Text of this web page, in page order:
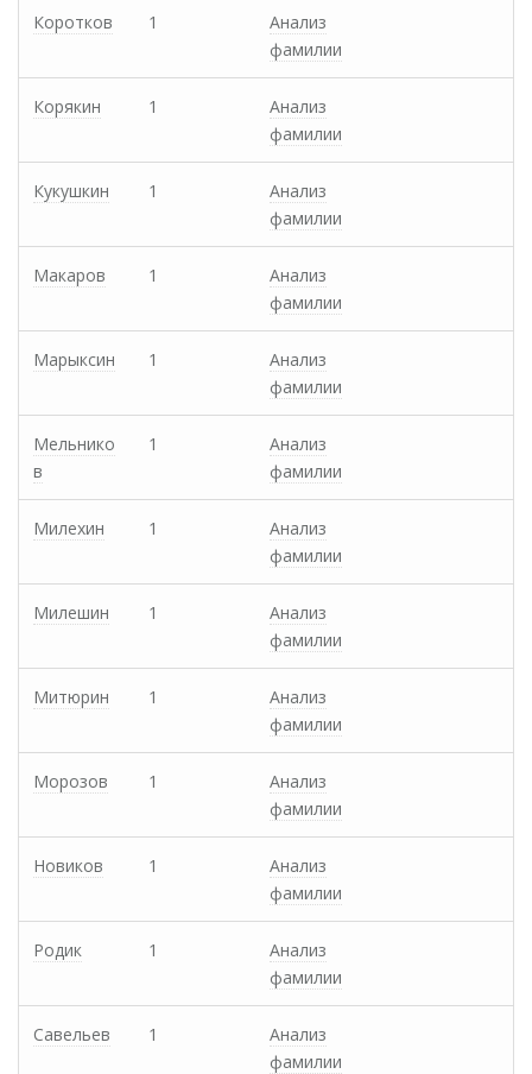
Коротков 1
Анализ
фамилии
Корякин 1
Анализ
фамилии
Кукушкин 1
Анализ
фамилии
Макаров 1
Анализ
фамилии
Марыксин 1
Анализ
фамилии
Мельнико
в
1
Анализ
фамилии
Милехин 1
Анализ
фамилии
Милешин 1
Анализ
фамилии
Митюрин 1
Анализ
фамилии
Морозов 1
Анализ
фамилии
Новиков 1
Анализ
фамилии
Родик 1
Анализ
фамилии
Савельев 1
Анализ
фамилии